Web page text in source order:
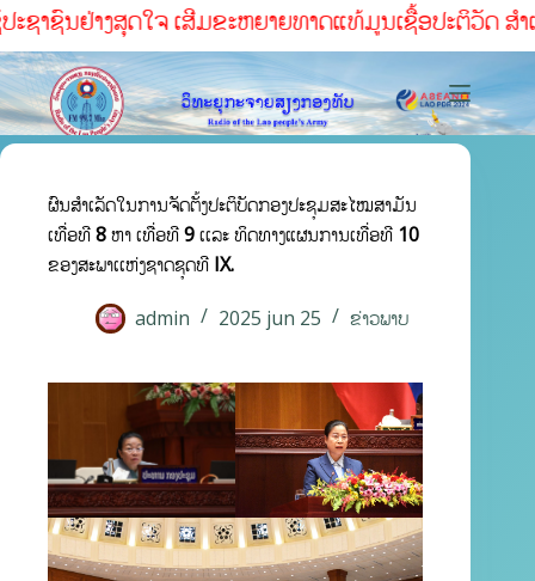
ນຢ່າງສຸດໃຈ ເສີມຂະຫຍາຍທາດແທ້ມູນເຊື້ອປະຕິວັດ ສໍາເລັ
ຜົນສໍາເລັດໃນການຈັດຕັ້ງປະຕິບັດກອງປະຊຸມສະໄໝສາມັນ
ເທື່ອທີ 8 ຫາ ເທື່ອທີ 9 ເເລະ ທິດທາງແຜນການເທື່ອທີ 10
ຂອງສະພາເເຫ່ງຊາດຊຸດທີ IX.
admin 2025 jun 25 ຂ່າວພາບ